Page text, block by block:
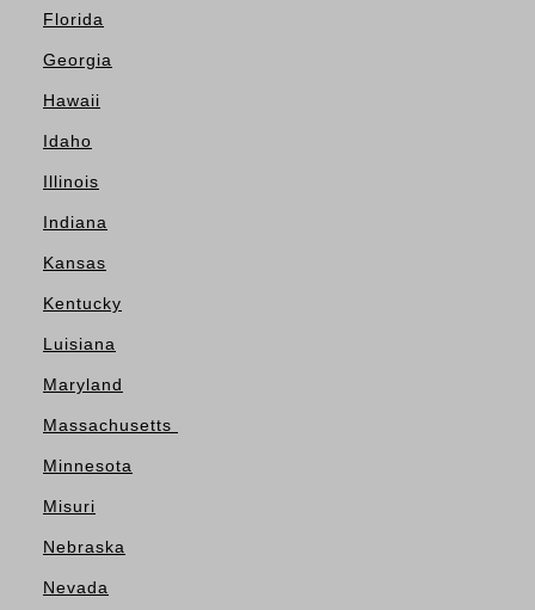
Florida
Georgia
Hawaii
Idaho
Illinois
Indiana
Kansas
Kentucky
Luisiana
Maryland
Massachusetts
Minnesota
Misuri
Nebraska
Nevada